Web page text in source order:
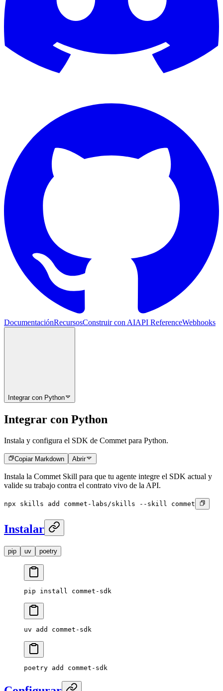
DocumentaciónRecursosConstruir con AIAPI ReferenceWebhooks
Integrar con Python
Integrar con Python
Instala y configura el SDK de Commet para Python.
Copiar Markdown Abrir
Instala la Commet Skill para que tu agente integre el SDK actual y
valide su trabajo contra el contrato vivo de la API.
npx skills add commet-labs/skills --skill commet
Instalar
pip uv poetry
pip install commet-sdk
uv add commet-sdk
poetry add commet-sdk